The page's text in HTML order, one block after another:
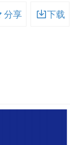
分享 下载